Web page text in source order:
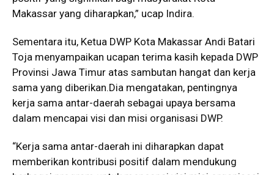
Makassar yang diharapkan,” ucap Indira.
Sementara itu, Ketua DWP Kota Makassar Andi Batari
Toja menyampaikan ucapan terima kasih kepada DWP
Provinsi Jawa Timur atas sambutan hangat dan kerja
sama yang diberikan.Dia mengatakan, pentingnya
kerja sama antar-daerah sebagai upaya bersama
dalam mencapai visi dan misi organisasi DWP.
“Kerja sama antar-daerah ini diharapkan dapat
memberikan kontribusi positif dalam mendukung